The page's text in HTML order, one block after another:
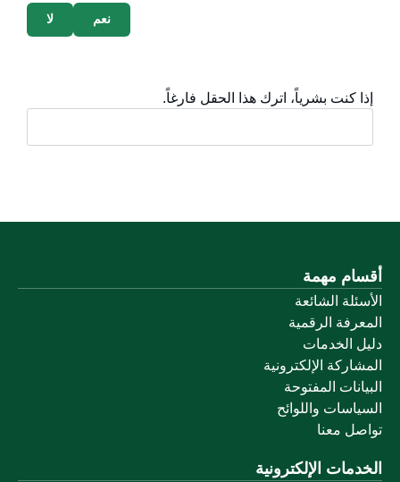
لا نعم
إذا كنت بشرياً، اترك هذا الحقل فارغاً.
أقسام مهمة
الأسئلة الشائعة
المعرفة الرقمية
دليل الخدمات
المشاركة الإلكترونية
البيانات المفتوحة
السياسات واللوائح
تواصل معنا
الخدمات الإلكترونية